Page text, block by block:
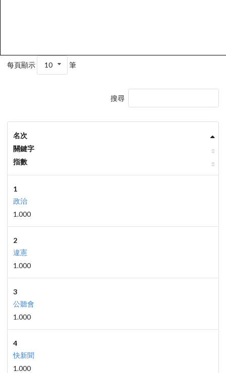
每頁顯示 10 筆
搜尋
名次
關鍵字
指數
1
政治
1.000
2
違憲
1.000
3
公聽會
1.000
4
快新聞
1.000